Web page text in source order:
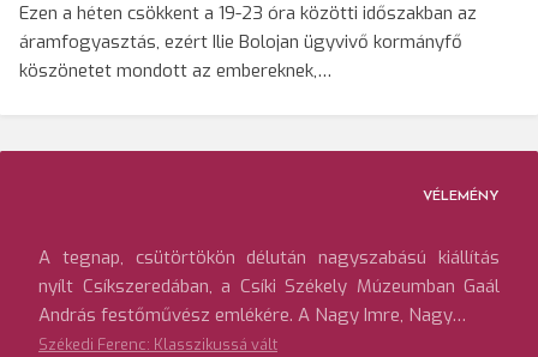
Ezen a héten csökkent a 19-23 óra közötti időszakban az
áramfogyasztás, ezért Ilie Bolojan ügyvivő kormányfő
köszönetet mondott az embereknek,…
VÉLEMÉNY
A tegnap, csütörtökön délután nagyszabású kiállítás
nyílt Csíkszeredában, a Csíki Székely Múzeumban Gaál
András festőművész emlékére. A Nagy Imre, Nagy…
Székedi Ferenc: Klasszikussá vált